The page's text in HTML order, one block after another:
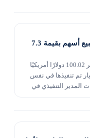
الرئيس التنفيذي لشركة BJ بالجملة يبيع أسهم بقيمة 7.3
تم بيع 73,016 سهمًا من الأسهم العادية بسعر 100.02 دولارًا أمريكيًا
تم تنفيذها في نفس
ممتلكات المدير التنفيذي في